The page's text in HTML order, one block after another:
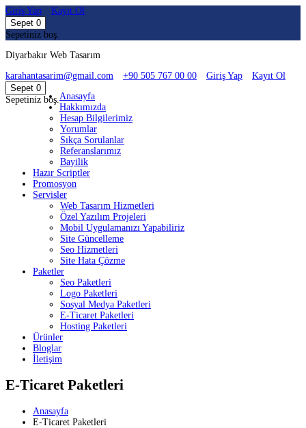
Giriş Yap
Kayıt Ol
Sepet 0
Sepetiniz boş.
Diyarbakır Web Tasarım
karahantasarim@gmail.com
+90 505 767 00 00 Giriş Yap
Kayıt Ol
Sepet 0
Sepetiniz boş.Anasayfa
Hakkımızda
Hesap Bilgilerimiz
Yorumlar
Sıkça Sorulanlar
Referanslarımız
Bayilik
Hazır Scriptler
Promosyon
Servisler
Web Tasarım Hizmetleri
Özel Yazılım Projeleri
Mobil Uygulamanızı Yapabiliriz
Site Güncelleme
Seo Hizmetleri
Site Hata Çözme
Paketler
Seo Paketleri
Logo Paketleri
Sosyal Medya Paketleri
E-Ticaret Paketleri
Hosting Paketleri
Ürünler
Bloglar
İletişim
E-Ticaret Paketleri
Anasayfa
E-Ticaret Paketleri